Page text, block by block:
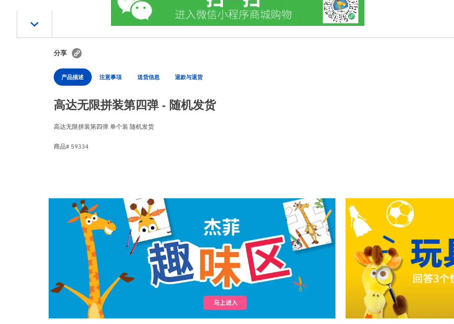
分享
产品描述 注意事項 送货信息 退款与退货
高达无限拼装第四弹 - 随机发货
高达无限拼装第四弹 单个装 随机发货
商品# 59334